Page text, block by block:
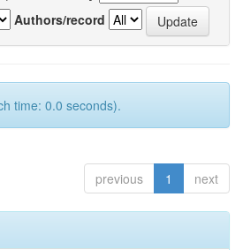
Authors/record
time: 0.0 seconds).
previous 1 next